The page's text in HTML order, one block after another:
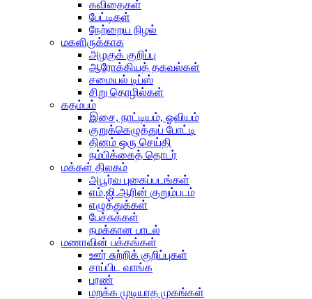
கவிதைகள்
பேட்டிகள்
நேற்றைய நிழல்
மகளிருக்காக
அழகுக் குறிப்பு
ஆரோக்கியத் தகவல்கள்
சமையல் டிப்ஸ்
சிறு தொழில்கள்
கதம்பம்
இசை, நாட்டியம், ஓவியம்
குறுக்கெழுத்துப் போட்டி
தினம் ஒரு செய்தி
நம்பிக்கைத் தொடர்
மக்கள் திலகம்
அபூர்வ புகைப்படங்கள்
எம்.ஜி.ஆரின் குறும்படம்
எழுத்துக்கள்
பேச்சுக்கள்
நமக்கான பாடல்
மணாவின் பக்கங்கள்
ஊர் சுற்றிக் குறிப்புகள்
சாப்பிட வாங்க
பரண்
மறக்க முடியாத முகங்கள்